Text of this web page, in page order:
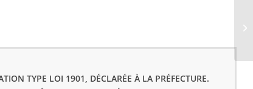
TYPE LOI 1901, DÉCLARÉE À LA PRÉFECTURE.